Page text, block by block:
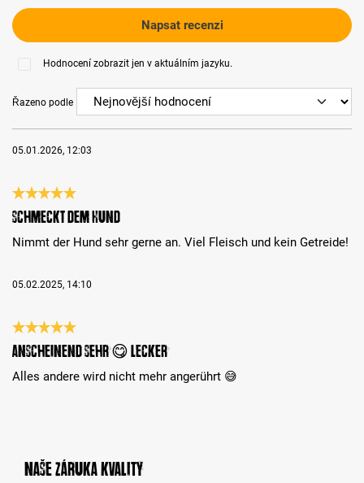
Napsat recenzi
Hodnocení zobrazit jen v aktuálním jazyku.
Řazeno podle
05.01.2026, 12:03
Recenze s hodnocením 5 z 5 hvězd
Schmeckt dem Hund
Nimmt der Hund sehr gerne an. Viel Fleisch und kein Getreide!
05.02.2025, 14:10
Recenze s hodnocením 5 z 5 hvězd
Anscheinend sehr 😋 lecker
Alles andere wird nicht mehr angerührt 😅
Naše záruka kvality